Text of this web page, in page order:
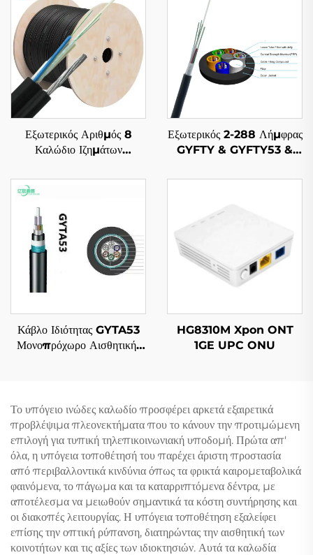
Εξωτερικός Αριθμός 8
Καλώδιο Ιζημάτων
Εξωτερικός 2-288 Λήμφρας
GYFTY & GYFTY53 &
Καλώδιο Ιζημάτων
Κάβλο Ιδιότητας GYTA53
Μονοπρόχωρο Αισθητικής
HG8310M Xpon ONT
1GE UPC ONU
Το υπόγειο ινώδες καλωδίο προσφέρει αρκετά εξαιρετικά
προβλέψιμα πλεονεκτήματα που το κάνουν την προτιμώμενη
επιλογή για τυπική τηλεπικοινωνιακή υποδομή. Πρώτα απ'
όλα, η υπόγεια τοποθέτησή του παρέχει άριστη προστασία
από περιβαλλοντικά κινδύνια όπως τα φρικτά καιρομεταβολικά
φαινόμενα, το πάγωμα και τα καταρριπτόμενα δέντρα, με
αποτέλεσμα να μειωθούν σημαντικά τα κόστη συντήρησης και
οι διακοπές λειτουργίας. Η υπόγεια τοποθέτηση εξαλείφει
επίσης την οπτική ρύπανση, διατηρώντας την αισθητική των
κοινοτήτων και τις αξίες των ιδιοκτησιών. Αυτά τα καλωδία